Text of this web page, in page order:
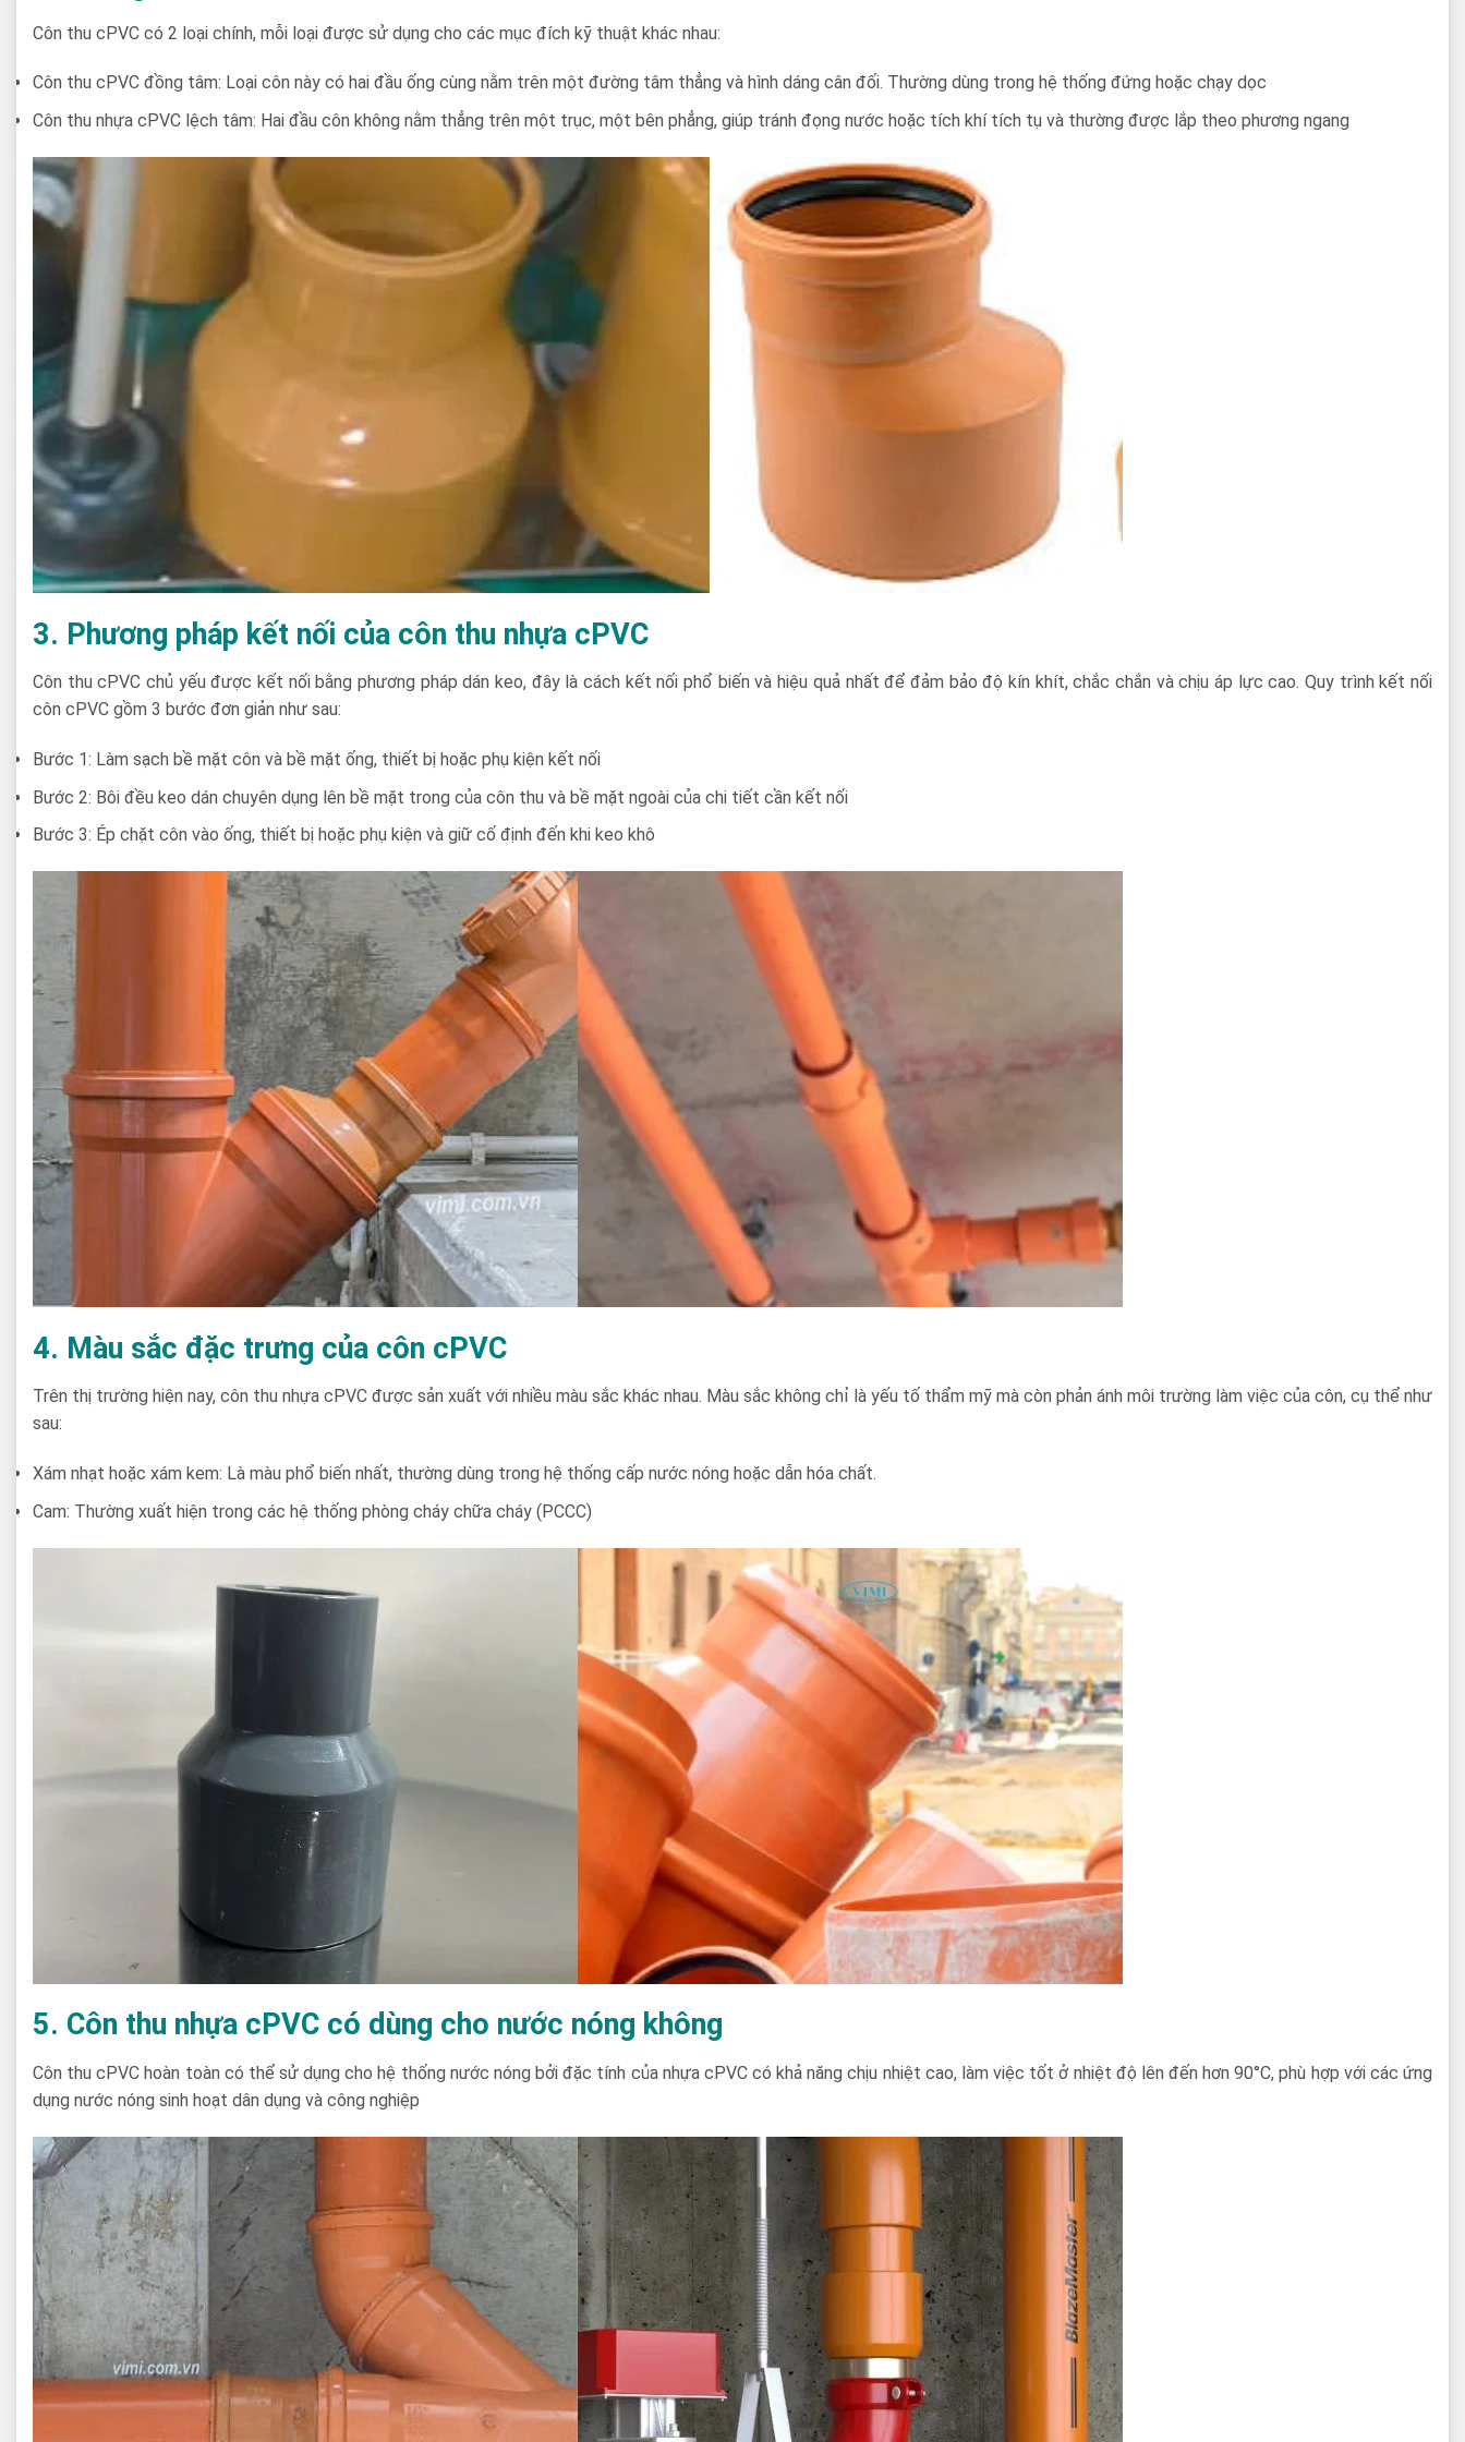
Côn thu cPVC có 2 loại chính, mỗi loại được sử dụng cho các mục đích kỹ thuật khác nhau:
Côn thu cPVC đồng tâm: Loại côn này có hai đầu ống cùng nằm trên một đường tâm thẳng và hình dáng cân đối. Thường dùng trong hệ thống đứng hoặc chạy dọc
Côn thu nhựa cPVC lệch tâm: Hai đầu côn không nằm thẳng trên một trục, một bên phẳng, giúp tránh đọng nước hoặc tích khí tích tụ và thường được lắp theo phương ngang
3. Phương pháp kết nối của côn thu nhựa cPVC
Côn thu cPVC chủ yếu được kết nối bằng phương pháp dán keo, đây là cách kết nối phổ biến và hiệu quả nhất để đảm bảo độ kín khít, chắc chắn và chịu áp lực cao. Quy trình kết nối
côn cPVC gồm 3 bước đơn giản như sau:
Bước 1: Làm sạch bề mặt côn và bề mặt ống, thiết bị hoặc phụ kiện kết nối
Bước 2: Bôi đều keo dán chuyên dụng lên bề mặt trong của côn thu và bề mặt ngoài của chi tiết cần kết nối
Bước 3: Ép chặt côn vào ống, thiết bị hoặc phụ kiện và giữ cố định đến khi keo khô
4. Màu sắc đặc trưng của côn cPVC
Trên thị trường hiện nay, côn thu nhựa cPVC được sản xuất với nhiều màu sắc khác nhau. Màu sắc không chỉ là yếu tố thẩm mỹ mà còn phản ánh môi trường làm việc của côn, cụ thể như
sau:
Xám nhạt hoặc xám kem: Là màu phổ biến nhất, thường dùng trong hệ thống cấp nước nóng hoặc dẫn hóa chất.
Cam: Thường xuất hiện trong các hệ thống phòng cháy chữa cháy (PCCC)
5. Côn thu nhựa cPVC có dùng cho nước nóng không
Côn thu cPVC hoàn toàn có thể sử dụng cho hệ thống nước nóng bởi đặc tính của nhựa cPVC có khả năng chịu nhiệt cao, làm việc tốt ở nhiệt độ lên đến hơn 90°C, phù hợp với các ứng
dụng nước nóng sinh hoạt dân dụng và công nghiệp